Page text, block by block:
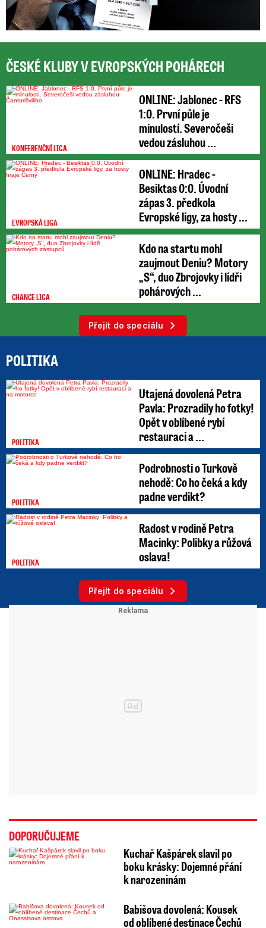
ČESKÉ KLUBY V EVROPSKÝCH POHÁRECH
KONFERENČNÍ LIGA
ONLINE: Jablonec - RFS
1:0. První půle je
minulostí. Severočeši
vedou zásluhou ...
EVROPSKÁ LIGA
ONLINE: Hradec -
Besiktas 0:0. Úvodní
zápas 3. předkola
Evropské ligy, za hosty ...
CHANCE LIGA
Kdo na startu mohl
zaujmout Deniu? Motory
„S“, duo Zbrojovky i lídři
pohárových ...
Přejít do speciálu
POLITIKA
POLITIKA
Utajená dovolená Petra
Pavla: Prozradily ho fotky!
Opět v oblíbené rybí
restauraci a ...
POLITIKA
Podrobnosti o Turkově
nehodě: Co ho čeká a kdy
padne verdikt?
POLITIKA
Radost v rodině Petra
Macinky: Polibky a růžová
oslava!
Přejít do speciálu
DOPORUČUJEME
Kuchař Kašpárek slavil po
boku krásky: Dojemné přání
k narozeninám
Babišova dovolená: Kousek
od oblíbené destinace Čechů